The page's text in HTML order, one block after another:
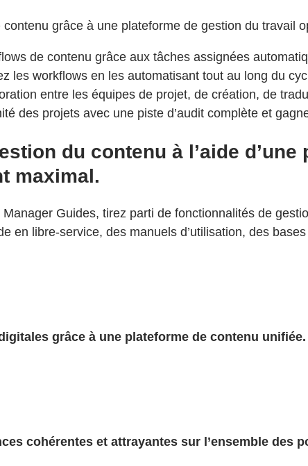
grâce à une plateforme de gestion du travail
de contenu grâce aux tâches assignées
les workflows en les automatisant tout au long du
entre les équipes de projet, de création, de
des projets avec une piste d’audit complète et
du contenu à l’aide
maximal.
Guides, tirez parti de fonctionnalités de
en libre-service, des manuels d’utilisation, des
grâce à une plateforme de contenu unifiée.
cohérentes et attrayantes sur l’ensemble des